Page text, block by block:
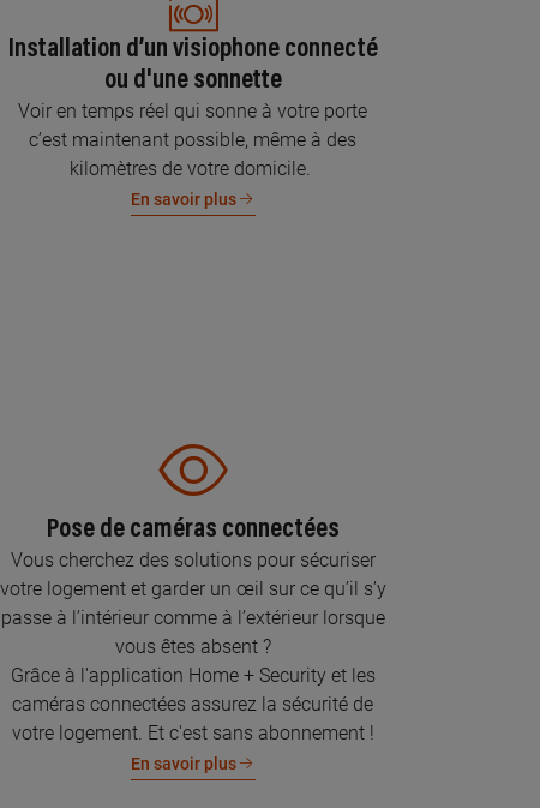
Installation d’un visiophone connecté
ou d'une sonnette
Voir en temps réel qui sonne à votre porte
c’est maintenant possible, même à des
kilomètres de votre domicile.
En savoir plus
Pose de caméras connectées
Vous cherchez des solutions pour sécuriser
votre logement et garder un œil sur ce qu’il s’y
passe à l’intérieur comme à l’extérieur lorsque
vous êtes absent ?
Grâce à l'application Home + Security et les
caméras connectées assurez la sécurité de
votre logement. Et c'est sans abonnement !
En savoir plus